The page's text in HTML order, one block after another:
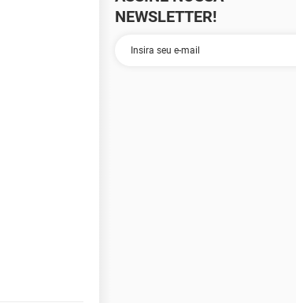
NEWSLETTER!